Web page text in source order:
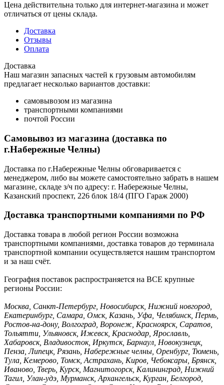
Цена действительна только для интернет-магазина и может
отличаться от цены склада.
Доставка
Отзывы
Оплата
Доставка
Наш магазин запасных частей к грузовым автомобилям
предлагает несколько вариантов доставки:
самовывозом из магазина
транспортными компаниями
почтой России
Самовывоз из магазина (доставка по
г.Набережные Челны)
Доставка по г.Набережные Челны обговаривается с
менеджером, либо вы можете самостоятельно забрать в нашем
магазине, складе з/ч по адресу: г. Набережные Челны,
Казанский проспект, 226 блок 18/4 (ПГО Гараж 2000)
Доставка транспортными компаниями по РФ
Доставка товара в любой регион России возможна
транспортными компаниями, доставка товаров до терминала
транспортной компании осуществляется нашим транспортом
и за наш счёт.
География поставок распространяется на ВСЕ крупные
регионы России:
Москва, Санкт-Петербург, Новосибирск, Нижний новгород,
Екатеринбург, Самара, Омск, Казань, Уфа, Челябинск, Пермь,
Ростов-на-дону, Волгоград, Воронеж, Красноярск, Саратов,
Тольятти, Ульяновск, Ижевск, Краснодар, Ярославль,
Хабаровск, Владивосток, Иркутск, Барнаул, Новокузнецк,
Пенза, Липецк, Рязань, Набережные челны, Оренбург, Тюмень,
Тула, Кемерово, Томск, Астрахань, Киров, Чебоксары, Брянск,
Иваново, Тверь, Курск, Магнитогорск, Калининград, Нижний
Тагил, Улан-удэ, Мурманск, Архангельск, Курган, Белгород,